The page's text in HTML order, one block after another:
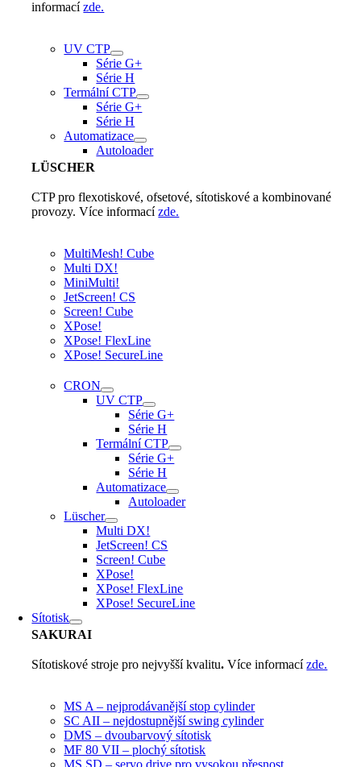
informacízde.
UV CTP
Série G+
Série H
Termální CTP
Série G+
Série H
Automatizace
Autoloader
LÜSCHER
CTP pro flexotiskové, ofsetové, sítotiskové a kombinované
provozy. Více informacízde.
MultiMesh! Cube
Multi DX!
MiniMulti!
JetScreen! CS
Screen! Cube
XPose!
XPose! FlexLine
XPose! SecureLine
CRON
UV CTP
Série G+
Série H
Termální CTP
Série G+
Série H
Automatizace
Autoloader
Lüscher
Multi DX!
JetScreen! CS
Screen! Cube
XPose!
XPose! FlexLine
XPose! SecureLine
Sítotisk
SAKURAI
Sítotiskové stroje pro nejvyšší kvalitu. Více informacízde.
MS A – nejprodávanější stop cylinder
SC AII – nejdostupnější swing cylinder
DMS – dvoubarvový sítotisk
MF 80 VII – plochý sítotisk
MS SD – servo drive pro vysokou přesnost